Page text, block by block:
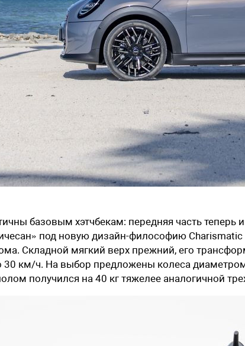
базовым хэтчбекам: передняя часть теперь
под новую дизайн-философию
Складной мягкий верх прежний, его
30 км/ч. На выбор предложены колеса
получился на 40 кг тяжелее аналогичной